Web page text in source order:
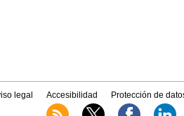
legal Accesibilidad Protección de